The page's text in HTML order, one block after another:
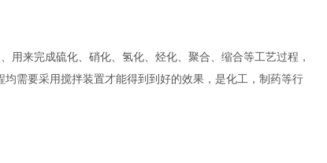
用来完成硫化、硝化、氢化、烃化、聚合、缩合等工艺过程，
需要采用搅拌装置才能得到到好的效果，是化工，制药等行